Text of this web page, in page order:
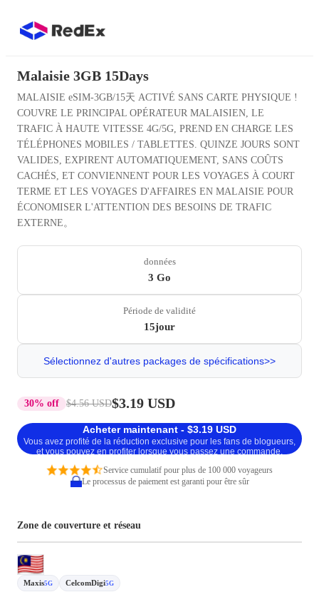
Malaisie 3GB 15Days
MALAISIE eSIM-3GB/15天 ACTIVÉ SANS CARTE PHYSIQUE !
COUVRE LE PRINCIPAL OPÉRATEUR MALAISIEN, LE
TRAFIC À HAUTE VITESSE 4G/5G, PREND EN CHARGE LES
TÉLÉPHONES MOBILES / TABLETTES. QUINZE JOURS SONT
VALIDES, EXPIRENT AUTOMATIQUEMENT, SANS COÛTS
CACHÉS, ET CONVIENNENT POUR LES VOYAGES À COURT
TERME ET LES VOYAGES D'AFFAIRES EN MALAISIE POUR
ÉCONOMISER L'ATTENTION DES BESOINS DE TRAFIC
EXTERNE。
données
3 Go
Période de validité
15jour
Sélectionnez d'autres packages de spécifications>>
30% off $4.56 USD$3.19 USD
Acheter maintenant - $3.19 USD
Vous avez profité de la réduction exclusive pour les fans de blogueurs,
et vous pouvez en profiter lorsque vous passez une commande.
Service cumulatif pour plus de 100 000 voyageurs
Le processus de paiement est garanti pour être sûr
Zone de couverture et réseau
Maxis5G CelcomDigi5G